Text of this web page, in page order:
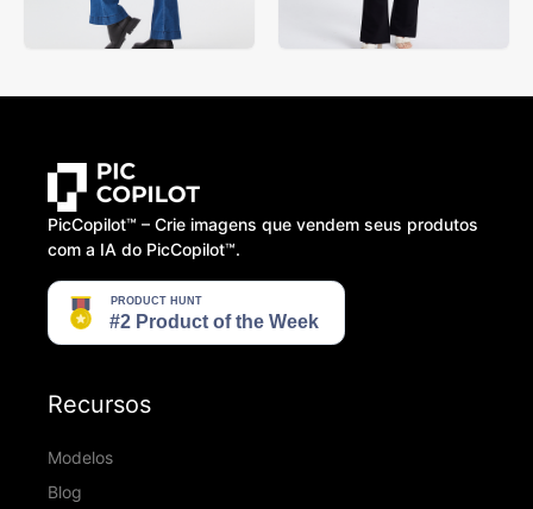
PicCopilot™️ – Crie imagens que vendem seus produtos
com a IA do PicCopilot™️.
Recursos
Modelos
Blog